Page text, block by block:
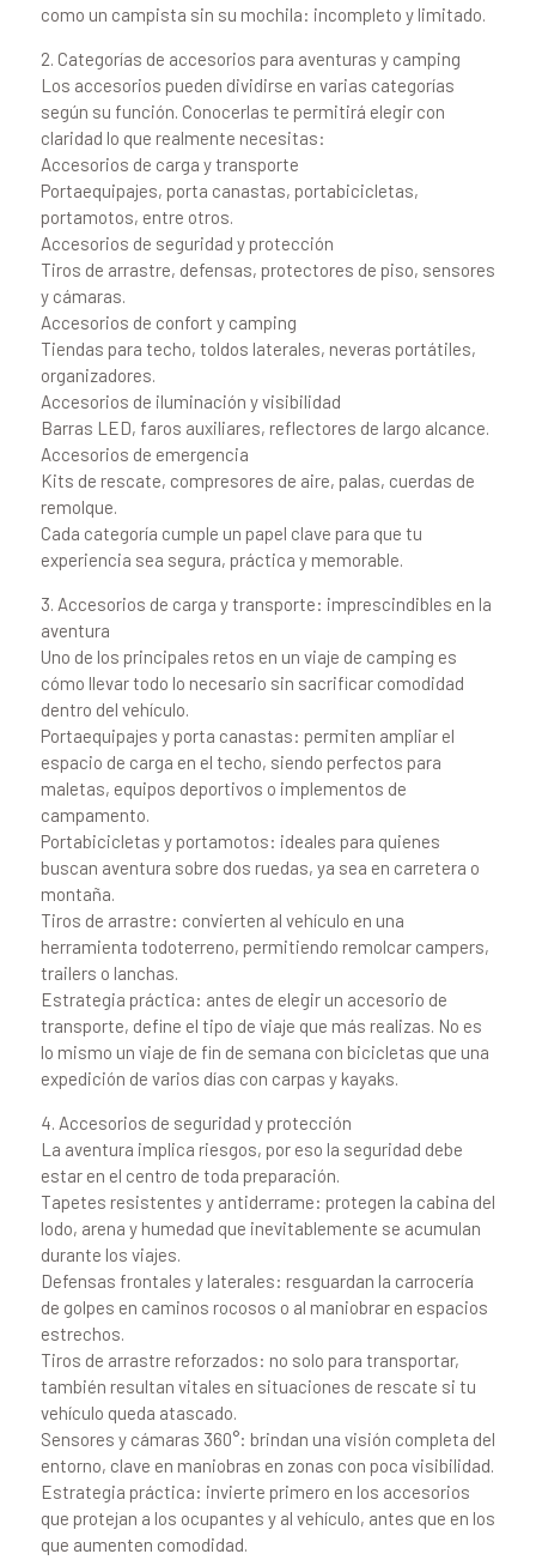
como un campista sin su mochila: incompleto y limitado.
2. Categorías de accesorios para aventuras y camping
Los accesorios pueden dividirse en varias categorías
según su función. Conocerlas te permitirá elegir con
claridad lo que realmente necesitas:
Accesorios de carga y transporte
Portaequipajes, porta canastas, portabicicletas,
portamotos, entre otros.
Accesorios de seguridad y protección
Tiros de arrastre, defensas, protectores de piso, sensores
y cámaras.
Accesorios de confort y camping
Tiendas para techo, toldos laterales, neveras portátiles,
organizadores.
Accesorios de iluminación y visibilidad
Barras LED, faros auxiliares, reflectores de largo alcance.
Accesorios de emergencia
Kits de rescate, compresores de aire, palas, cuerdas de
remolque.
Cada categoría cumple un papel clave para que tu
experiencia sea segura, práctica y memorable.
3. Accesorios de carga y transporte: imprescindibles en la
aventura
Uno de los principales retos en un viaje de camping es
cómo llevar todo lo necesario sin sacrificar comodidad
dentro del vehículo.
Portaequipajes y porta canastas: permiten ampliar el
espacio de carga en el techo, siendo perfectos para
maletas, equipos deportivos o implementos de
campamento.
Portabicicletas y portamotos: ideales para quienes
buscan aventura sobre dos ruedas, ya sea en carretera o
montaña.
Tiros de arrastre: convierten al vehículo en una
herramienta todoterreno, permitiendo remolcar campers,
trailers o lanchas.
Estrategia práctica: antes de elegir un accesorio de
transporte, define el tipo de viaje que más realizas. No es
lo mismo un viaje de fin de semana con bicicletas que una
expedición de varios días con carpas y kayaks.
4. Accesorios de seguridad y protección
La aventura implica riesgos, por eso la seguridad debe
estar en el centro de toda preparación.
Tapetes resistentes y antiderrame: protegen la cabina del
lodo, arena y humedad que inevitablemente se acumulan
durante los viajes.
Defensas frontales y laterales: resguardan la carrocería
de golpes en caminos rocosos o al maniobrar en espacios
estrechos.
Tiros de arrastre reforzados: no solo para transportar,
también resultan vitales en situaciones de rescate si tu
vehículo queda atascado.
Sensores y cámaras 360°: brindan una visión completa del
entorno, clave en maniobras en zonas con poca visibilidad.
Estrategia práctica: invierte primero en los accesorios
que protejan a los ocupantes y al vehículo, antes que en los
que aumenten comodidad.